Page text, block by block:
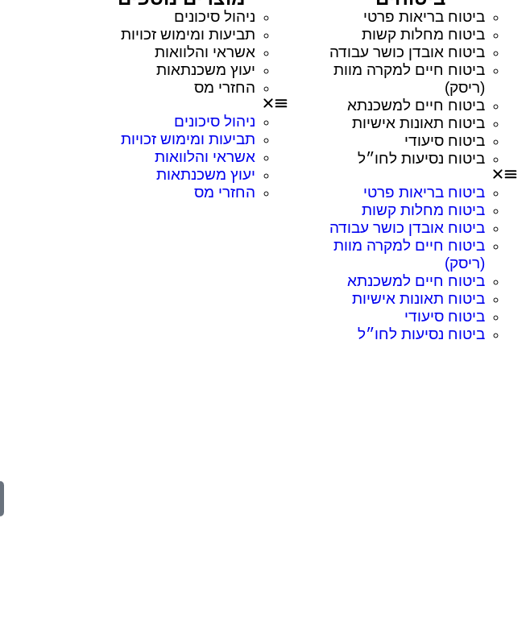
ביטוח בריאות פרטי
ביטוח מחלות קשות
ביטוח אובדן כושר עבודה
ביטוח חיים למקרה מוות
(ריסק)
ביטוח חיים למשכנתא
ביטוח תאונות אישיות
ביטוח סיעודי
ביטוח נסיעות לחו״ל
ביטוח בריאות פרטי
ביטוח מחלות קשות
ביטוח אובדן כושר עבודה
ביטוח חיים למקרה מוות
(ריסק)
ביטוח חיים למשכנתא
ביטוח תאונות אישיות
ביטוח סיעודי
ביטוח נסיעות לחו״ל
ניהול סיכונים
תביעות ומימוש זכויות
אשראי והלוואות
יעוץ משכנתאות
החזרי מס
ניהול סיכונים
תביעות ומימוש זכויות
אשראי והלוואות
יעוץ משכנתאות
החזרי מס